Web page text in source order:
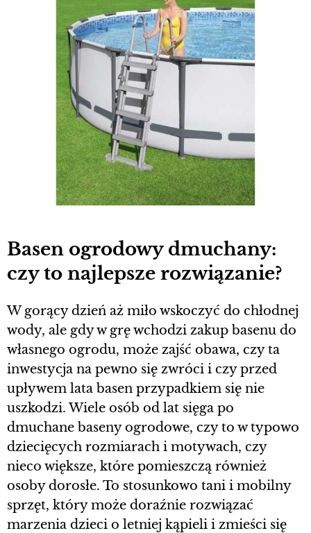
Basen ogrodowy dmuchany:
czy to najlepsze rozwiązanie?
W gorący dzień aż miło wskoczyć do chłodnej
wody, ale gdy w grę wchodzi zakup basenu do
własnego ogrodu, może zajść obawa, czy ta
inwestycja na pewno się zwróci i czy przed
upływem lata basen przypadkiem się nie
uszkodzi. Wiele osób od lat sięga po
dmuchane baseny ogrodowe, czy to w typowo
dziecięcych rozmiarach i motywach, czy
nieco większe, które pomieszczą również
osoby dorosłe. To stosunkowo tani i mobilny
sprzęt, który może doraźnie rozwiązać
marzenia dzieci o letniej kąpieli i zmieści się